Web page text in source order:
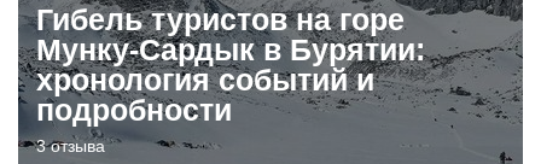
Гибель туристов на горе
Мунку-Сардык в Бурятии:
хронология событий и
подробности
3 отзыва